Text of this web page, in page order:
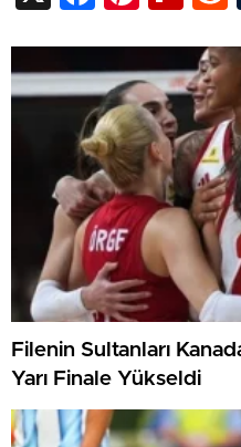
Filenin Sultanları
Yarı Finale Yükseldi